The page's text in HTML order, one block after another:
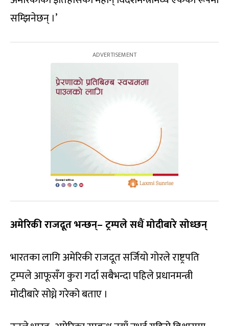
सम्झिनेछन् ।’
अमेरिकी राजदूत भन्छन्– ट्रम्पले सधैं मोदीबारे सोध्छन्
भारतका लागि अमेरिकी राजदूत सर्जियो गोरले राष्ट्रपति
ट्रम्पले आफूसँग कुरा गर्दा सबैभन्दा पहिले प्रधानमन्त्री
मोदीबारे सोध्ने गरेको बताए ।